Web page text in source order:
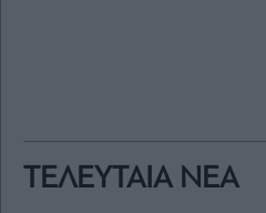
ΤΕΛΕΥΤΑΙΑ ΝΕΑ